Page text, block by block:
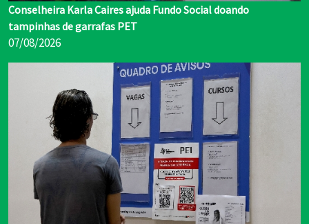
Conselheira Karla Caires ajuda Fundo Social doando
tampinhas de garrafas PET
07/08/2026